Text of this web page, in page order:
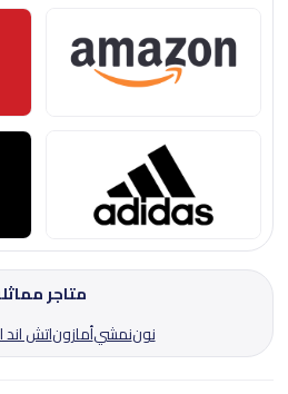
متاجر
نوننمشيأمازوناتش اند